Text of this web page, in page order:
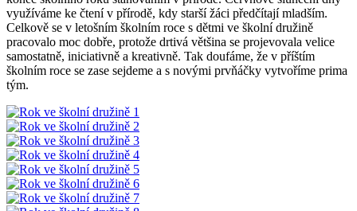
využíváme ke čtení v přírodě, kdy starší žáci předčítají mladším.
Celkově se v letošním školním roce s dětmi ve školní družině
pracovalo moc dobře, protože drtivá většina se projevovala velice
samostatně, iniciativně a kreativně. Tak doufáme, že v příštím
školním roce se zase sejdeme a s novými prvňáčky vytvoříme prima
tým.